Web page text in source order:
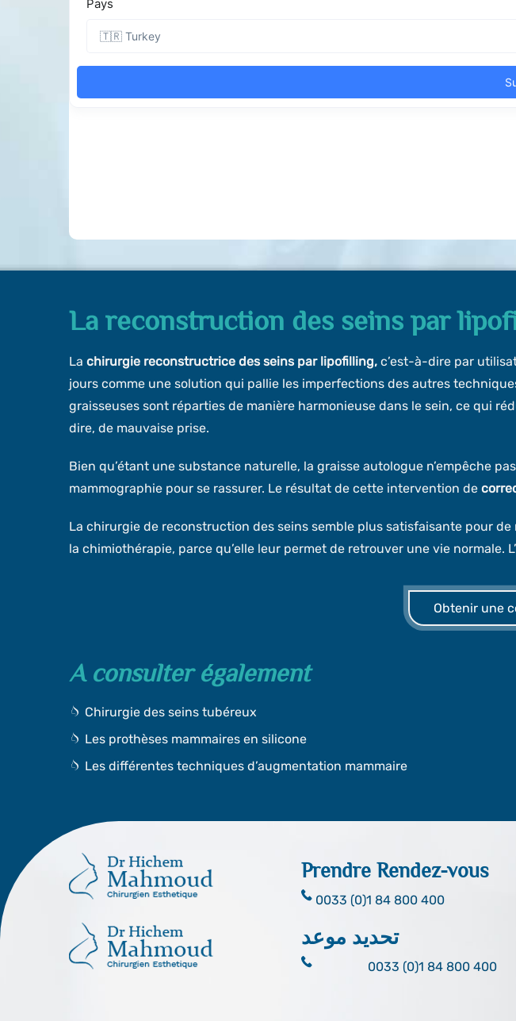
La reconstruction des seins par
La chirurgie reconstructrice des seins par lipofilling, c’est-à-dire par
jours comme une solution qui pallie les imperfections des autres
graisseuses sont réparties de manière harmonieuse dans le sein, ce qui
dire, de mauvaise prise.
Bien qu’étant une substance naturelle, la graisse autologue n’empêche
mammographie pour se rassurer. Le résultat de cette intervention de
La chirurgie de reconstruction des seins semble plus satisfaisante pour
la chimiothérapie, parce qu’elle leur permet de retrouver une vie normale.
Obtenir une
A consulter également
Chirurgie des seins tubéreux
Les prothèses mammaires en silicone
Les différentes techniques d’augmentation mammaire
Prendre Rendez-vous
0033 (0)1 84 800 400
تحديد موعد
0033 (0)1 84 800 400